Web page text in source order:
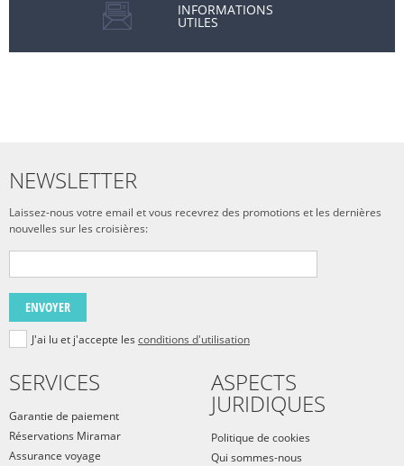
INFORMATIONS
UTILES
NEWSLETTER
Laissez-nous votre email et vous recevrez des promotions et les dernières
nouvelles sur les croisières:
ENVOYER
J'ai lu et j'accepte les conditions d'utilisation
SERVICES
Garantie de paiement
Réservations Miramar
Assurance voyage
ASPECTS
JURIDIQUES
Politique de cookies
Qui sommes-nous